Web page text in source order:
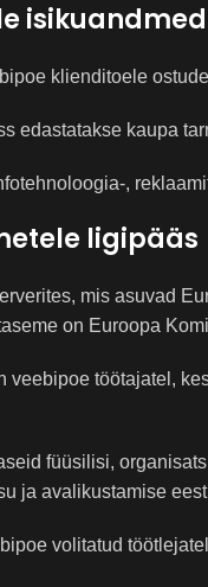
klienditoele
edastatakse kaupa
,
ligipääs
mis asuvad
on Euroopa
veebipoe töötajatel,
füüsilisi,
ja avalikustamise
volitatud